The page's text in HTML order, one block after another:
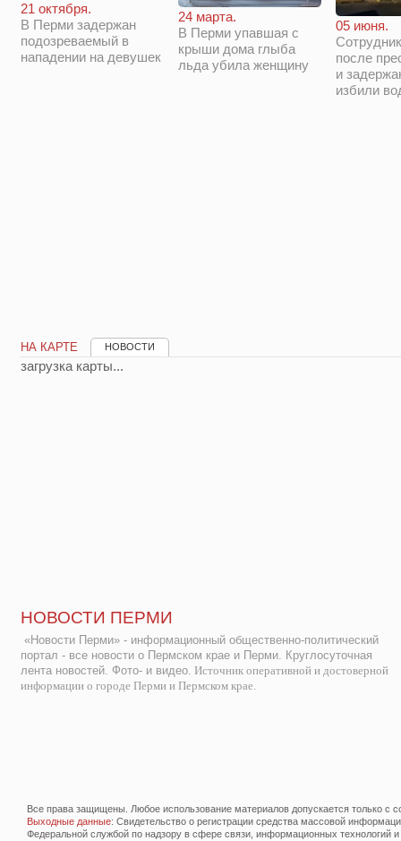
21 октября.
В Перми задержан
подозреваемый в
нападении на девушек
24 марта.
В Перми упавшая с
крыши дома глыба
льда убила женщину
05 июня.
после
и
избили
НА КАРТЕ НОВОСТИ
загрузка карты...
НОВОСТИ ПЕРМИ
«Новости Перми» - информационный общественно-политический
портал - все новости о Пермском крае и Перми. Круглосуточная
лента новостей. Фото- и видео. Источник оперативной и достоверной
информации о городе Перми и Пермском крае.
Все права защищены. Любое использование материалов допускается только с
Выходные данные: Свидетельство о регистрации средства массовой
Федеральной службой по надзору в сфере связи, информационных технологий